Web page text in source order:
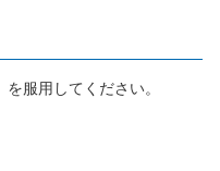
服用してください。